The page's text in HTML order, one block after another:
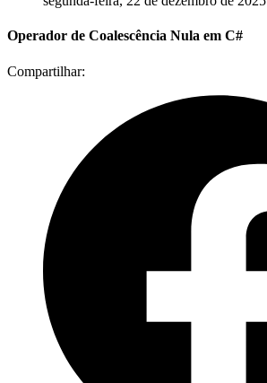
Operador de Coalescência Nula em C#
Compartilhar: